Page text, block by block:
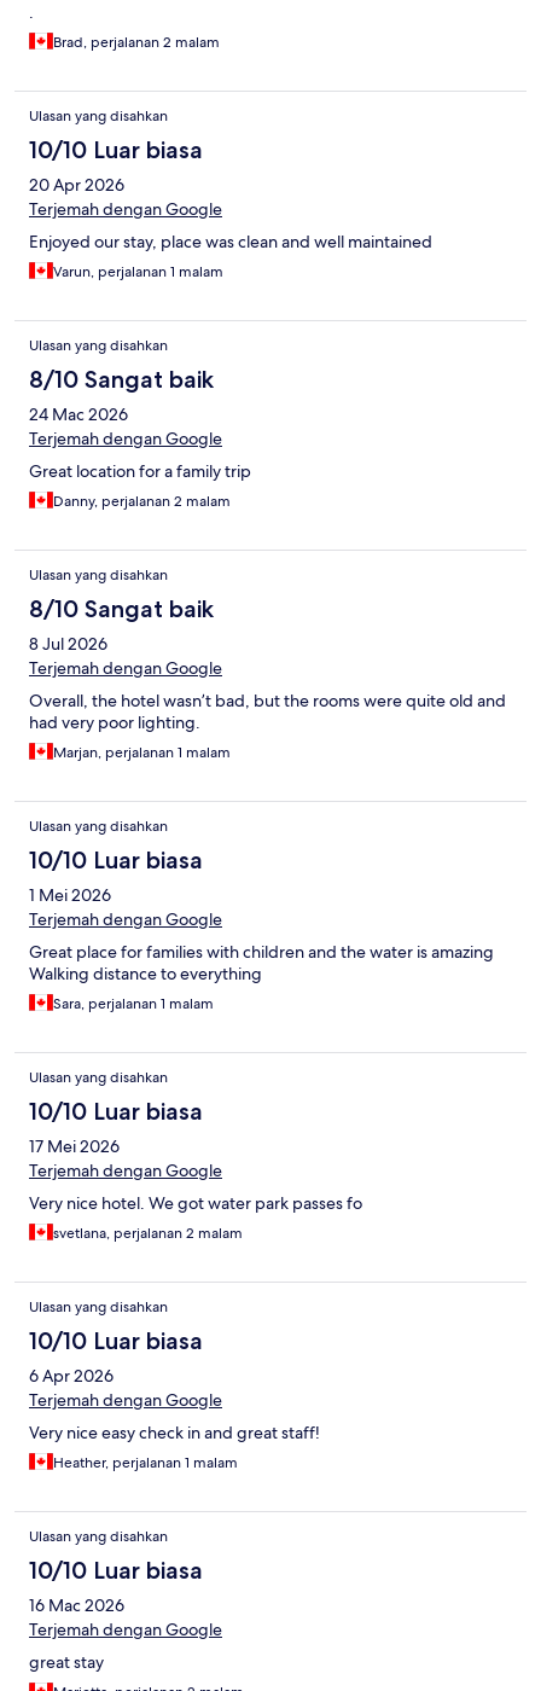
.
Brad, perjalanan 2 malam
Ulasan yang disahkan
10/10 Luar biasa
20 Apr 2026
Terjemah dengan Google
Enjoyed our stay, place was clean and well maintained
Varun, perjalanan 1 malam
Ulasan yang disahkan
8/10 Sangat baik
24 Mac 2026
Terjemah dengan Google
Great location for a family trip
Danny, perjalanan 2 malam
Ulasan yang disahkan
8/10 Sangat baik
8 Jul 2026
Terjemah dengan Google
Overall, the hotel wasn’t bad, but the rooms were quite old and
had very poor lighting.
Marjan, perjalanan 1 malam
Ulasan yang disahkan
10/10 Luar biasa
1 Mei 2026
Terjemah dengan Google
Great place for families with children and the water is amazing
Walking distance to everything
Sara, perjalanan 1 malam
Ulasan yang disahkan
10/10 Luar biasa
17 Mei 2026
Terjemah dengan Google
Very nice hotel. We got water park passes fo
svetlana, perjalanan 2 malam
Ulasan yang disahkan
10/10 Luar biasa
6 Apr 2026
Terjemah dengan Google
Very nice easy check in and great staff!
Heather, perjalanan 1 malam
Ulasan yang disahkan
10/10 Luar biasa
16 Mac 2026
Terjemah dengan Google
great stay